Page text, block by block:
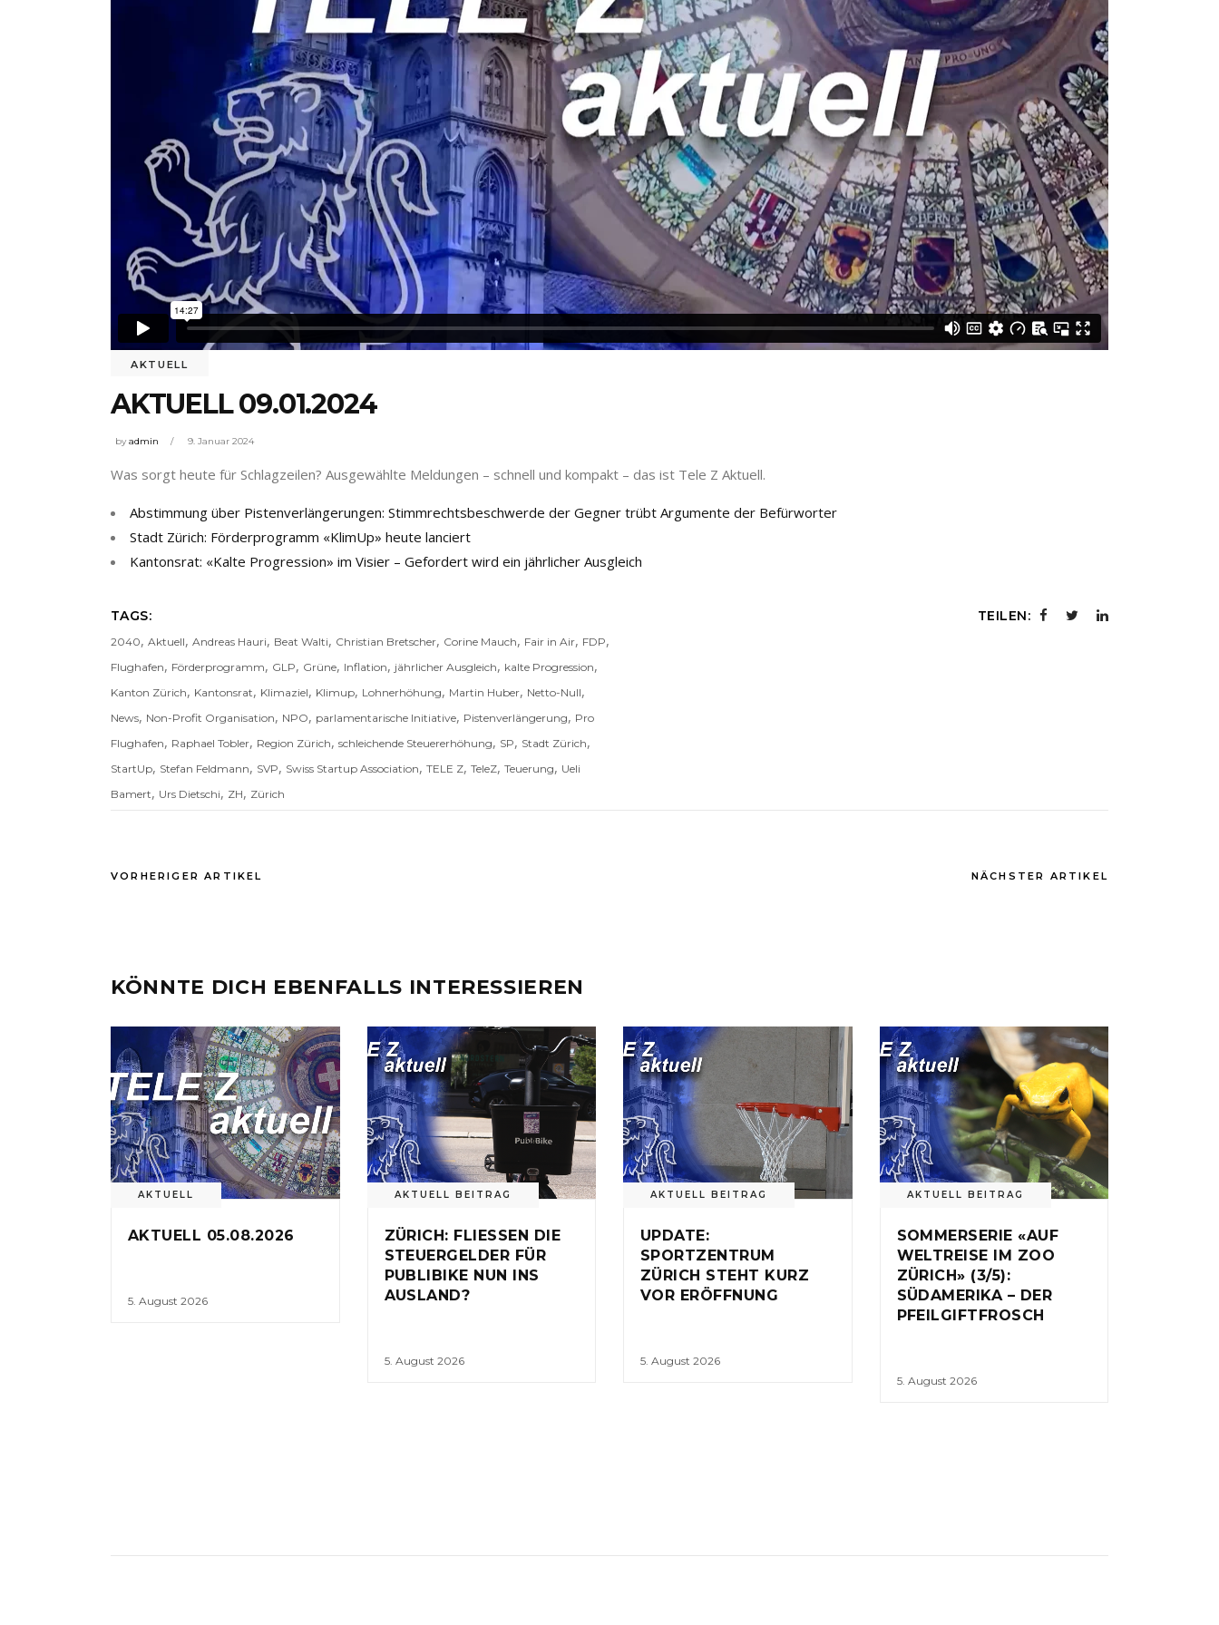
AKTUELL
AKTUELL 09.01.2024
byadmin 9. Januar 2024
Was sorgt heute für Schlagzeilen? Ausgewählte Meldungen – schnell und kompakt – das ist Tele Z Aktuell.
Abstimmung über Pistenverlängerungen: Stimmrechtsbeschwerde der Gegner trübt Argumente der Befürworter
Stadt Zürich: Förderprogramm «KlimUp» heute lanciert
Kantonsrat: «Kalte Progression» im Visier – Gefordert wird ein jährlicher Ausgleich
TAGS:
2040, Aktuell, Andreas Hauri, Beat Walti, Christian Bretscher, Corine Mauch, Fair in Air, FDP,
Flughafen, Förderprogramm, GLP, Grüne, Inflation, jährlicher Ausgleich, kalte Progression,
Kanton Zürich, Kantonsrat, Klimaziel, Klimup, Lohnerhöhung, Martin Huber, Netto-Null,
News, Non-Profit Organisation, NPO, parlamentarische Initiative, Pistenverlängerung, Pro
Flughafen, Raphael Tobler, Region Zürich, schleichende Steuererhöhung, SP, Stadt Zürich,
StartUp, Stefan Feldmann, SVP, Swiss Startup Association, TELE Z, TeleZ, Teuerung, Ueli
Bamert, Urs Dietschi, ZH, Zürich
TEILEN:
VORHERIGER ARTIKEL NÄCHSTER ARTIKEL
KÖNNTE DICH EBENFALLS INTERESSIEREN
AKTUELL
AKTUELL 05.08.2026
5. August 2026
AKTUELL BEITRAG
ZÜRICH: FLIESSEN DIE
STEUERGELDER FÜR
PUBLIBIKE NUN INS
AUSLAND?
5. August 2026
AKTUELL BEITRAG
UPDATE:
SPORTZENTRUM
ZÜRICH STEHT KURZ
VOR ERÖFFNUNG
5. August 2026
AKTUELL BEITRAG
SOMMERSERIE «AUF
WELTREISE IM ZOO
ZÜRICH» (3/5):
SÜDAMERIKA – DER
PFEILGIFTFROSCH
5. August 2026